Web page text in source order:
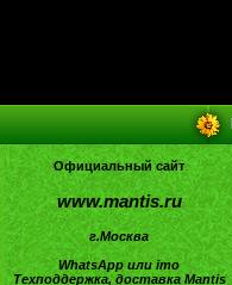
Официальный сайт
www.mantis.ru
г.Москва
WhatsApp или imo
Техподдержка, доставка Mantis